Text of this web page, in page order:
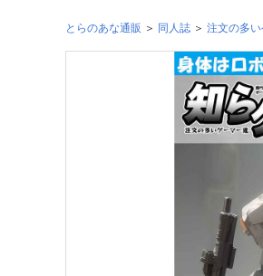
とらのあな通販 同人誌 注文の多